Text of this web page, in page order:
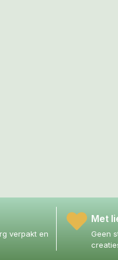
verpakt en
Met
Geen